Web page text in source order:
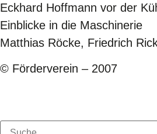
Eckhard Hoffmann vor der
Einblicke in die Maschinerie
Matthias Röcke, Friedrich
© Förderverein – 2007